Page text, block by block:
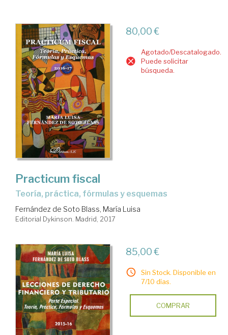
80,00 €
Agotado/Descatalogado.
Puede solicitar
búsqueda.
Practicum fiscal
teoría, práctica, fórmulas y esquemas
Fernández de Soto Blass, María Luisa
Editorial Dykinson. Madrid, 2017
85,00 €
Sin Stock. Disponible en
7/10 días.
COMPRAR